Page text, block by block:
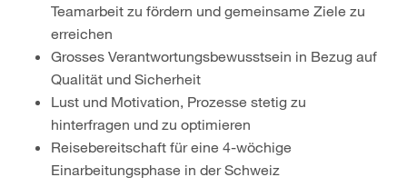
Teamarbeit zu fördern und gemeinsame Ziele zu
erreichen
Grosses Verantwortungsbewusstsein in Bezug auf
Qualität und Sicherheit
Lust und Motivation, Prozesse stetig zu
hinterfragen und zu optimieren
Reisebereitschaft für eine 4-wöchige
Einarbeitungsphase in der Schweiz